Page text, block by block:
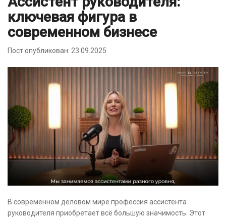
как защитить свой бизнес?
ключевая фигура в
современном бизнесе
Пост опубликован: 23.09.2025
В современном деловом мире профессия ассистента
руководителя приобретает всё большую значимость. Этот